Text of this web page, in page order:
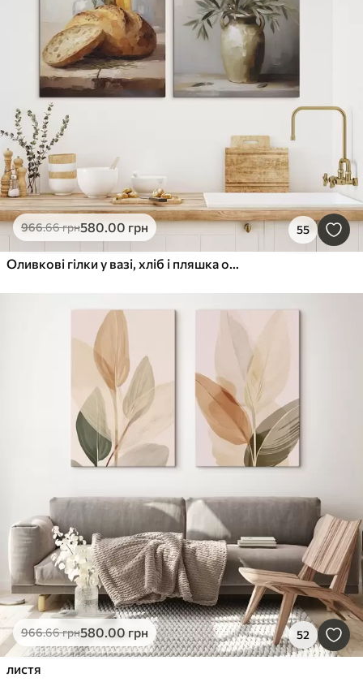
Очистити фільтр
966.66грн580.00 грн 55
Оливкові гілки у вазі, хліб і пляшка олії, імітація картини
966.66грн580.00 грн 52
листя